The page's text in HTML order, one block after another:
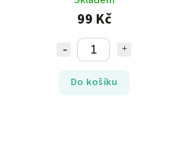
99 Kč
Do košíku